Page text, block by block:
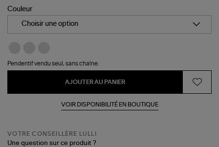
PM
Or
Couleur
Choisir une option
Pendentif vendu seul, sans chaîne.
AJOUTER AU PANIER
VOIR DISPONIBILITÉ EN BOUTIQUE
VOTRE CONSEILLÈRE LULLI
Une question sur ce produit ?